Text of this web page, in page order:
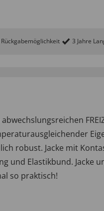
3 Jahre
robust. Jacke mit
Elastikbund. Jacke
so praktisch!